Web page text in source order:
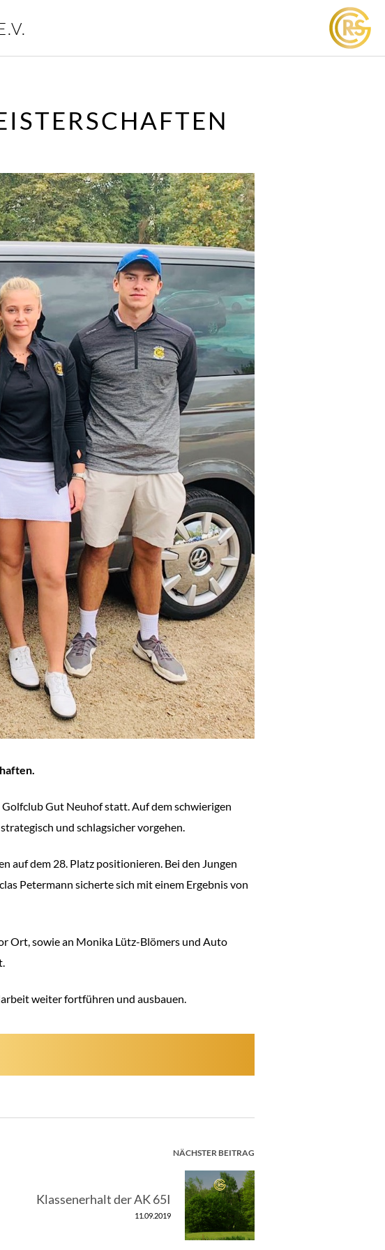
Gut Neuhof statt. Auf dem schwierigen
und schlagsicher vorgehen.
auf dem 28. Platz positionieren. Bei den Jungen
Petermann sicherte sich mit einem Ergebnis von
Ort, sowie an Monika Lütz-Blömers und Auto
weiter fortführen und ausbauen.
NÄCHSTER BEITRAG
Klassenerhalt der AK 65I
11.09.2019